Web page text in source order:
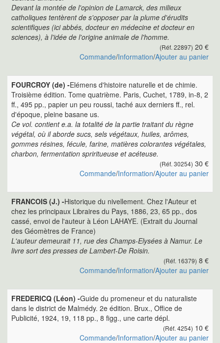
Devant la montée de l'opinion de Lamarck, des milieux
catholiques tentèrent de s'opposer par la plume d'érudits
scientifiques (ici abbés, docteur en médecine et docteur en
sciences), à l'idée de l'origine animale de l'homme.
(Réf. 22897) 20 €
Commande/Information/Ajouter au panier
FOURCROY (de) -Elémens d'histoire naturelle et de chimie.
Troisième édition. Tome quatrième. Paris, Cuchet, 1789, in-8, 2
ff., 495 pp., papier un peu roussi, taché aux derniers ff., rel.
d'époque, pleine basane us.
Ce vol. contient e.a. la totalité de la partie traitant du règne
végétal, où il aborde sucs, sels végétaux, huiles, arômes,
gommes résines, fécule, farine, matières colorantes végétales,
charbon, fermentation spriritueuse et acéteuse.
(Réf. 30254) 30 €
Commande/Information/Ajouter au panier
FRANCOIS (J.) -Historique du nivellement. Chez l'Auteur et
chez les principaux Libraires du Pays, 1886, 23, 65 pp., dos
cassé, envoi de l'auteur à Léon LAHAYE. (Extrait du Journal
des Géomètres de France)
L'auteur demeurait 11, rue des Champs-Elysées à Namur. Le
livre sort des presses de Lambert-De Roisin.
(Réf. 16379) 8 €
Commande/Information/Ajouter au panier
FREDERICQ (Léon) -Guide du promeneur et du naturaliste
dans le district de Malmédy. 2e édition. Brux., Office de
Publicité, 1924, 19, 118 pp., 8 figg., une carte dépl.
(Réf. 4254) 10 €
Commande/Information/Ajouter au panier